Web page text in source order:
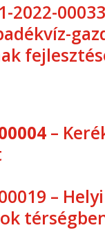
2022-
–
–